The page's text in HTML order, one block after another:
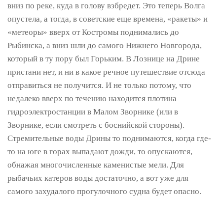
вниз по реке, куда в голову взбредет. Это теперь Волга
опустела, а тогда, в советские еще времена, «ракеты» и
«метеоры» вверх от Костромы поднимались до
Рыбинска, а вниз шли до самого Нижнего Новгорода,
который в ту пору был Горьким. В Лознице на Дрине
пристани нет, и ни в какое речное путешествие отсюда
отправиться не получится. И не только потому, что
недалеко вверх по течению находится плотина
гидроэлектростанции в Малом Зворнике (или в
Зворнике, если смотреть с боснийской стороны).
Стремительные воды Дрины то поднимаются, когда где-
то на юге в горах выпадают дожди, то опускаются,
обнажая многочисленные каменистые мели. Для
рыбачьих катеров воды достаточно, а вот уже для
самого захудалого прогулочного судна будет опасно.